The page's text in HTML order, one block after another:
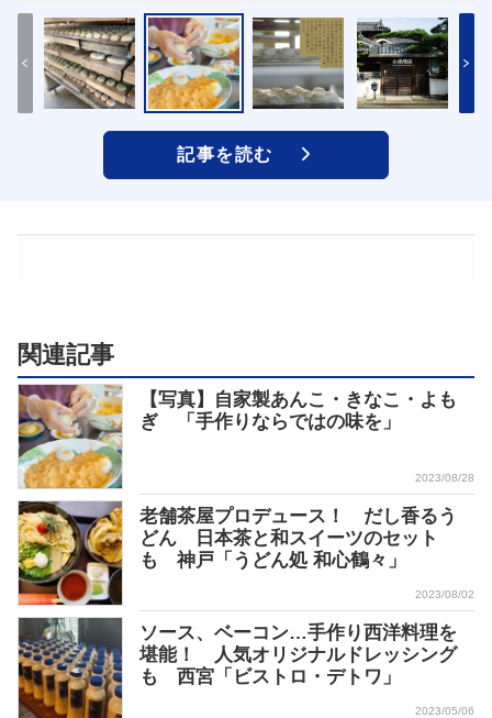
記事を読む
関連記事
【写真】自家製あんこ・きなこ・よも
ぎ 「手作りならではの味を」
2023/08/28
老舗茶屋プロデュース！ だし香るう
どん 日本茶と和スイーツのセット
も 神戸「うどん処 和心鶴々」
2023/08/02
ソース、ベーコン…手作り西洋料理を
堪能！ 人気オリジナルドレッシング
も 西宮「ビストロ・デトワ」
2023/05/06